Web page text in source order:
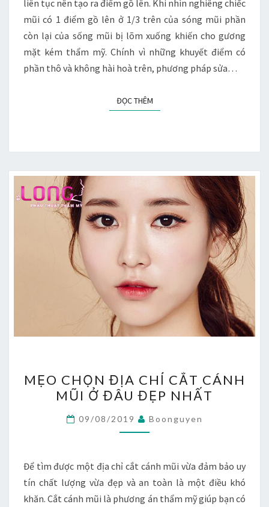
PHẪU
THUẬT
KHÔNG?
liên tục nên tạo ra điểm gồ lên. Khi nhìn nghiêng chiếc
mũi có 1 điểm gồ lên ở 1/3 trên của sóng mũi phần
còn lại của sống mũi bị lõm xuống khiến cho gương
mặt kém thẩm mỹ. Chính vì những khuyết điểm có
phần thô và không hài hoà trên, phương pháp sửa…
ĐỌC THÊMĐỌC THÊM
CHỌN
ĐỊA
CHỈ
CẮT
MŨI
Ở
ĐÂU
MẸO CHỌN ĐỊA CHỈ CẮT CÁNH
MŨI Ở ĐÂU ĐẸP NHẤT
09/08/2019 Boonguyen
Để tìm được một địa chỉ cắt cánh mũi vừa đảm bảo uy
tín chất lượng vừa đẹp và an toàn là một điều khó
khăn. Cắt cánh mũi là phương án thẩm mỹ giúp bạn có